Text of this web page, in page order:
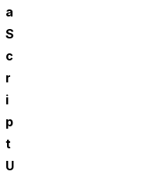
a
S
c
r
i
p
t
U